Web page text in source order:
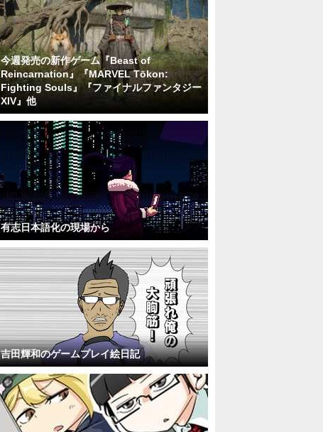
今週発売の新作ゲーム『Beast of
Reincarnation』『MARVEL Tōkon:
Fighting Souls』『ファイナルファンタジー
XIV』他
有志日本語化の現場から
吉田輝和のゲームプレイ絵日記